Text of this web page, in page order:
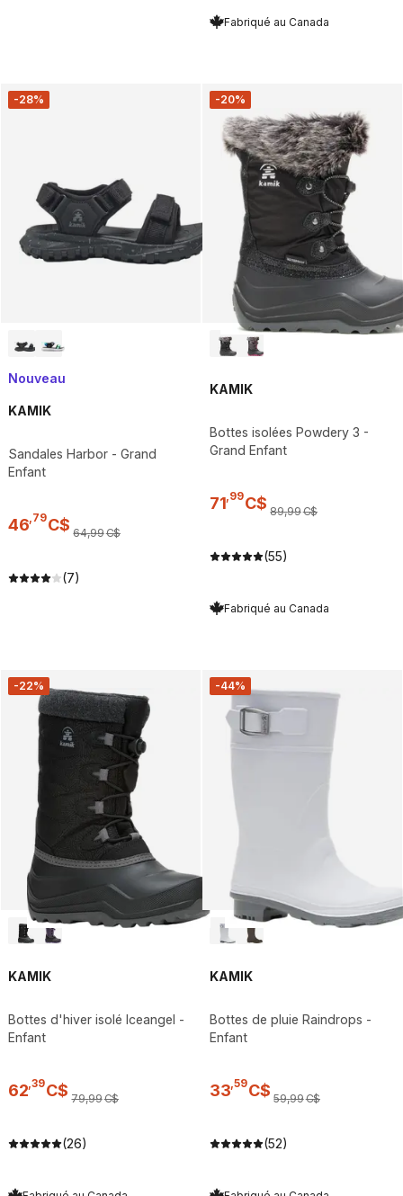
Fabriqué au Canada
-28%
Nouveau
KAMIK
Sandales Harbor - Grand
Enfant
46,79C$ 64,99C$
(7)
-20%
KAMIK
Bottes isolées Powdery 3 -
Grand Enfant
71,99C$ 89,99C$
(55)
Fabriqué au Canada
-22%
KAMIK
Bottes d'hiver isolé Iceangel -
Enfant
62 39C$ 79,99C$
(26)
-44%
KAMIK
Bottes de pluie Raindrops -
Enfant
33 59C$ 59,99C$
(52)